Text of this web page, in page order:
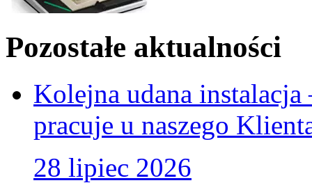
Pozostałe aktualności
Kolejna udana
pracuje u naszego
28 lipiec 2026